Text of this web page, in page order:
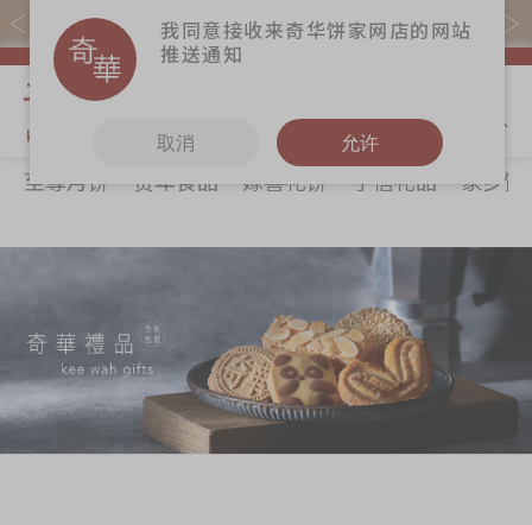
易赏钱会员凭推广码购买现货产品可赚易赏钱($5=1分)
关于奇华
商务销售
嫁喜须知
奇华网志
奇华饼食
嫁喜礼饼
手信礼品
家乡饼食
时令食品
更多
奇华工作坊
奇华茶室
联络奇华
加入奇华
至尊月饼 贺年食品 嫁喜礼饼 手信礼品
家乡饼
我同意接收来奇华饼家网店的网站
推送通知
取消 允许